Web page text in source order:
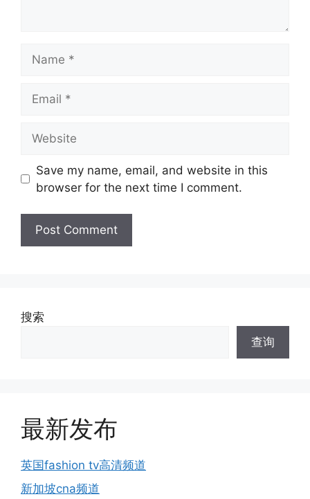
Save my name, email, and website in this
browser for the next time I comment.
搜索
查询
最新发布
英国fashion tv高清频道
新加坡cna频道